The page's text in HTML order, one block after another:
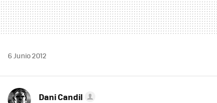
6 Junio 2012
Dani Candil